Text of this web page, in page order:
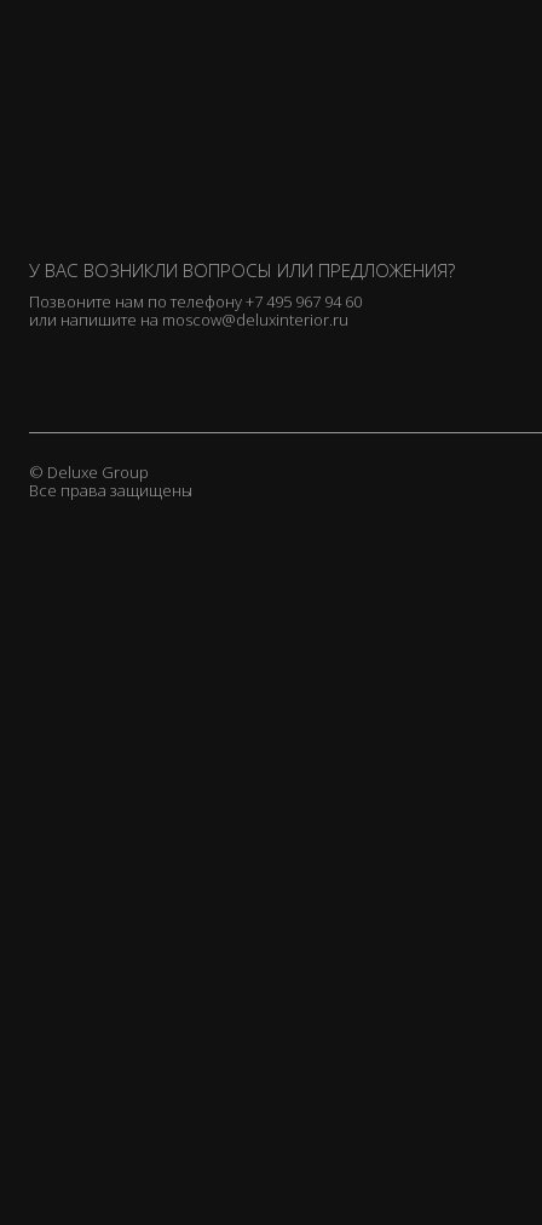
У ВАС ВОЗНИКЛИ ВОПРОСЫ ИЛИ ПРЕДЛОЖЕНИЯ?
Позвоните нам по телефону+7 495 967 94 60
или напишите на moscow@deluxinterior.ru
© Deluxe Group
Все права защищены